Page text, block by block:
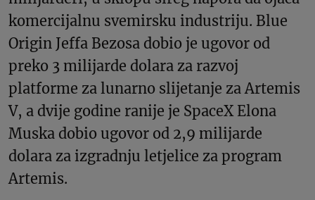
komercijalnu svemirsku industriju. Blue
Origin Jeffa Bezosa dobio je ugovor od
preko 3 milijarde dolara za razvoj
platforme za lunarno slijetanje za Artemis
V, a dvije godine ranije je SpaceX Elona
Muska dobio ugovor od 2,9 milijarde
dolara za izgradnju letjelice za program
Artemis.